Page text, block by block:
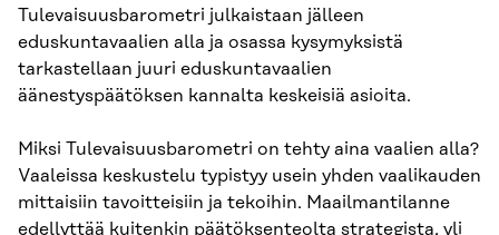
Tulevaisuusbarometri julkaistaan jälleen
eduskuntavaalien alla ja osassa kysymyksistä
tarkastellaan juuri eduskuntavaalien
äänestyspäätöksen kannalta keskeisiä asioita.
Miksi Tulevaisuusbarometri on tehty aina vaalien alla?
Vaaleissa keskustelu typistyy usein yhden vaalikauden
mittaisiin tavoitteisiin ja tekoihin. Maailmantilanne
edellyttää kuitenkin päätöksenteolta strategista, yli